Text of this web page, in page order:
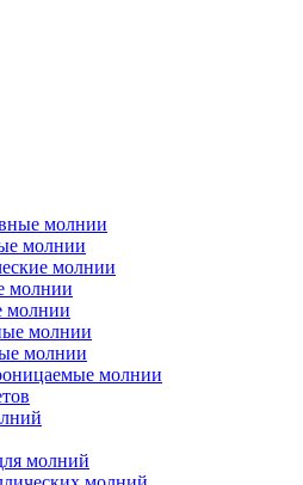
молнии
молнии
молнии
молнии
молнии
молнии
молнии
молнии
молний